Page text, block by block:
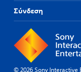
Σύνδεση
© 2026 Sony Interactive